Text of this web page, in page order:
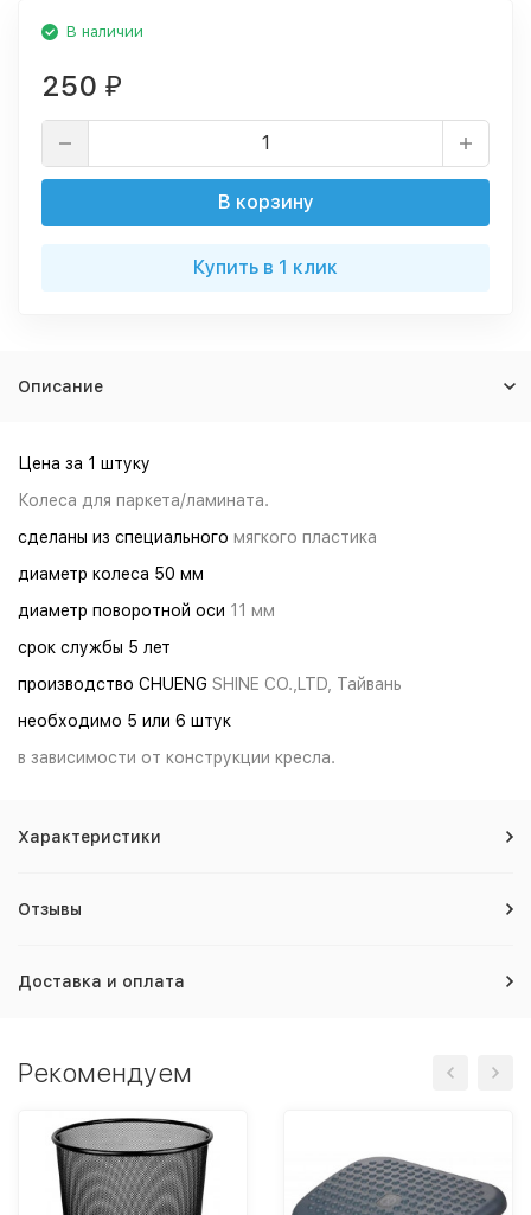
В наличии
250 ₽
В корзину
Купить в 1 клик
Описание
Цена за 1 штуку
Колеса для паркета/ламината.
сделаны из специального мягкого пластика
диаметр колеса 50 мм
диаметр поворотной оси 11 мм
срок службы 5 лет
производство CHUENG SHINE CO.,LTD, Тайвань
необходимо 5 или 6 штук
в зависимости от конструкции кресла.
Характеристики
Отзывы
Доставка и оплата
Рекомендуем